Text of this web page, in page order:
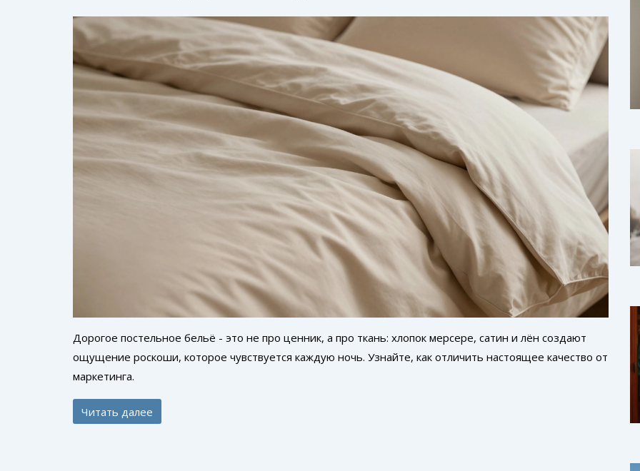
Дорогое постельное бельё - это не про ценник, а про ткань: хлопок мерсере, сатин и лён создают
ощущение роскоши, которое чувствуется каждую ночь. Узнайте, как отличить настоящее качество от
маркетинга.
Читать далее